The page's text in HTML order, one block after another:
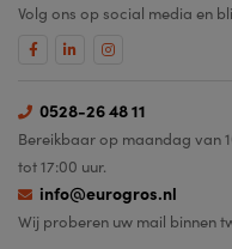
Volg ons op social media en
0528-26 48 11
Bereikbaar op maandag van
tot 17:00 uur.
info@eurogros.nl
Wij proberen uw mail binnen